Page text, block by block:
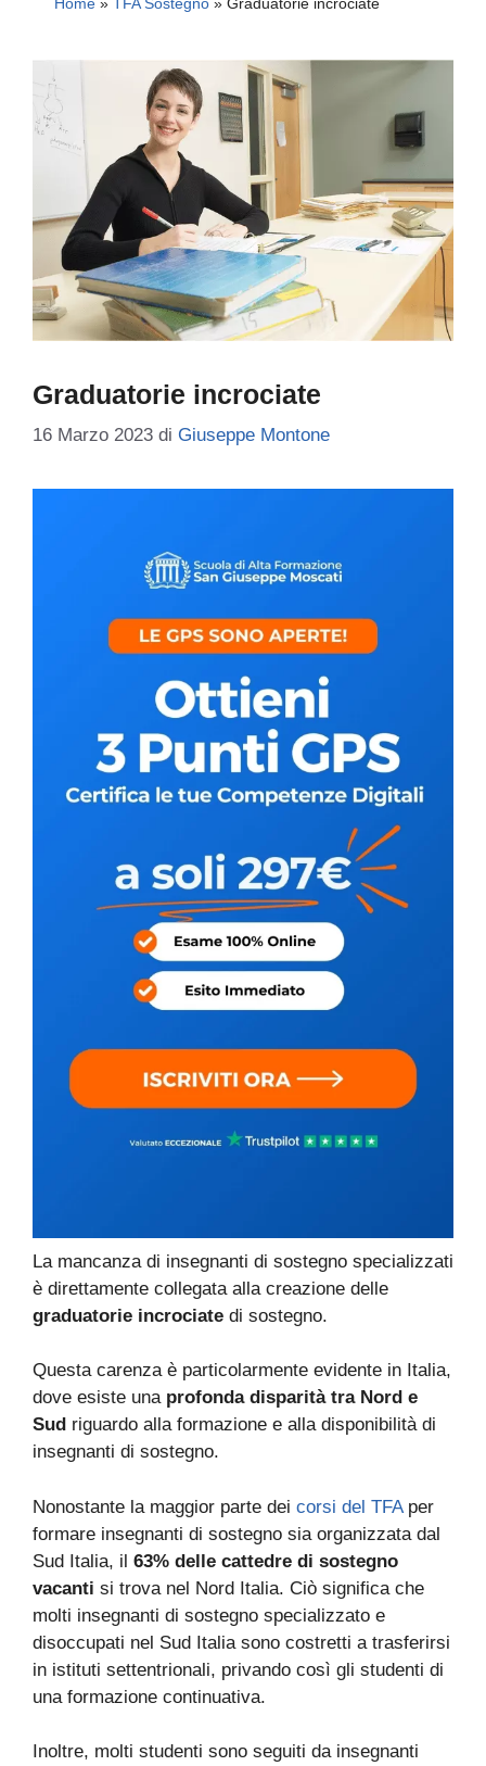
Graduatorie incrociate
16 Marzo 2023 di Giuseppe Montone
La mancanza di insegnanti di sostegno specializzati
è direttamente collegata alla creazione delle
graduatorie incrociate di sostegno.
Questa carenza è particolarmente evidente in Italia,
dove esiste una profonda disparità tra Nord e
Sud riguardo alla formazione e alla disponibilità di
insegnanti di sostegno.
Nonostante la maggior parte dei corsi del TFAper
formare insegnanti di sostegno sia organizzata dal
Sud Italia, il 63% delle cattedre di sostegno
vacanti si trova nel Nord Italia. Ciò significa che
molti insegnanti di sostegno specializzato e
disoccupati nel Sud Italia sono costretti a trasferirsi
in istituti settentrionali, privando così gli studenti di
una formazione continuativa.
Inoltre, molti studenti sono seguiti da insegnanti